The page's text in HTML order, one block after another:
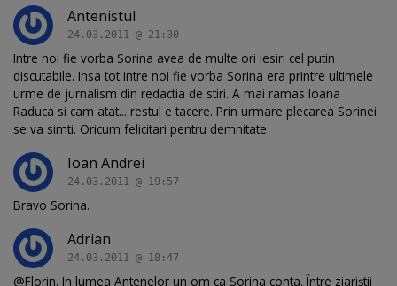
Antenistul
24.03.2011 @ 21:30
Intre noi fie vorba Sorina avea de multe ori iesiri cel putin
discutabile. Insa tot intre noi fie vorba Sorina era printre ultimele
urme de jurnalism din redactia de stiri. A mai ramas Ioana
Raduca si cam atat... restul e tacere. Prin urmare plecarea Sorinei
se va simti. Oricum felicitari pentru demnitate
Ioan Andrei
24.03.2011 @ 19:57
Bravo Sorina.
Adrian
24.03.2011 @ 18:47
@Florin. In lumea Antenelor un om ca Sorina conta. Între ziariştii